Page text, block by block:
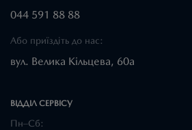
044 591 88 88
Або приїздіть до нас:
вул. Велика Кільцева, 60а
ВІДДІЛ CЕРВІСУ
Пн–Сб: